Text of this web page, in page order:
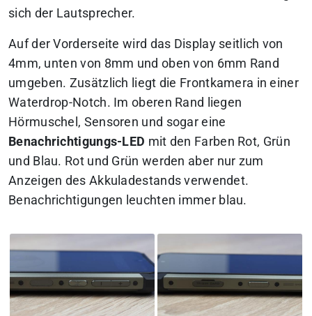
sich der Lautsprecher.
Auf der Vorderseite wird das Display seitlich von
4mm, unten von 8mm und oben von 6mm Rand
umgeben. Zusätzlich liegt die Frontkamera in einer
Waterdrop-Notch. Im oberen Rand liegen
Hörmuschel, Sensoren und sogar eine
Benachrichtigungs-LED mit den Farben Rot, Grün
und Blau. Rot und Grün werden aber nur zum
Anzeigen des Akkuladestands verwendet.
Benachrichtigungen leuchten immer blau.